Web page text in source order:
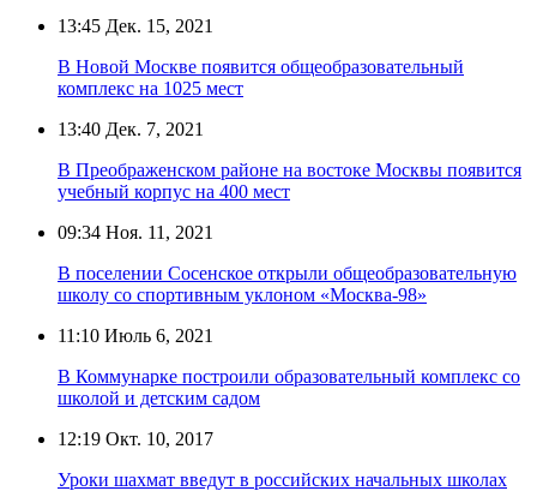
13:45 Дек. 15, 2021
В Новой Москве появится общеобразовательный
комплекс на 1025 мест
13:40 Дек. 7, 2021
В Преображенском районе на востоке Москвы появится
учебный корпус на 400 мест
09:34 Ноя. 11, 2021
В поселении Сосенское открыли общеобразовательную
школу со спортивным уклоном «Москва-98»
11:10 Июль 6, 2021
В Коммунарке построили образовательный комплекс со
школой и детским садом
12:19 Окт. 10, 2017
Уроки шахмат введут в российских начальных школах